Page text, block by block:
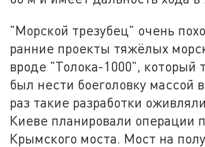
"Морской трезубец" очень
ранние проекты тяжёлых
вроде "Толока-1000", который
был нести боеголовку массой
раз такие разработки
Киеве планировали операции
Крымского моста. Мост на